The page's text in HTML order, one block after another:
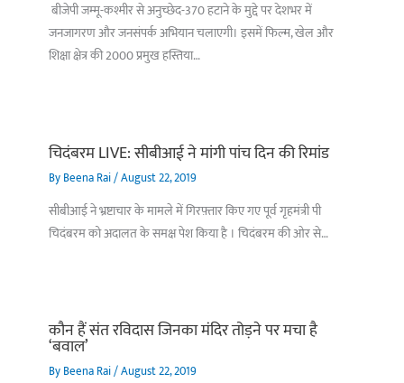
बीजेपी जम्मू-कश्मीर से अनुच्छेद-370 हटाने के मुद्दे पर देशभर में
जनजागरण और जनसंपर्क अभियान चलाएगी। इसमें फिल्म, खेल और
शिक्षा क्षेत्र की 2000 प्रमुख हस्तिया…
चिदंबरम LIVE: सीबीआई ने मांगी पांच दिन की रिमांड
ByBeena Rai/August 22, 2019
सीबीआई ने भ्रष्टाचार के मामले में गिरफ़्तार किए गए पूर्व गृहमंत्री पी
चिदंबरम को अदालत के समक्ष पेश किया है । चिदंबरम की ओर से…
कौन हैं संत रविदास जिनका मंदिर तोड़ने पर मचा है
‘बवाल’
ByBeena Rai/August 22, 2019